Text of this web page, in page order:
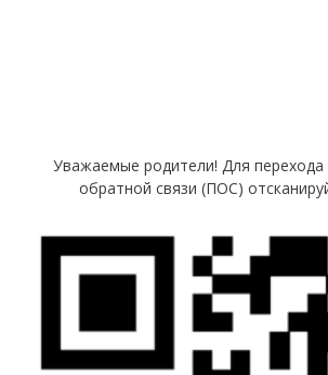
Уважаемые родители! Для
обратной связи (ПОС)